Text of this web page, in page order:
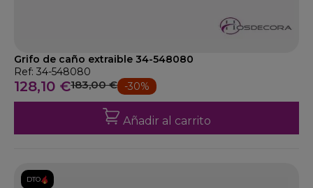
Grifo de caño extraible 34-548080
Ref: 34-548080
128,10 €183,00 € -30%
Añadir al carrito
DTO.